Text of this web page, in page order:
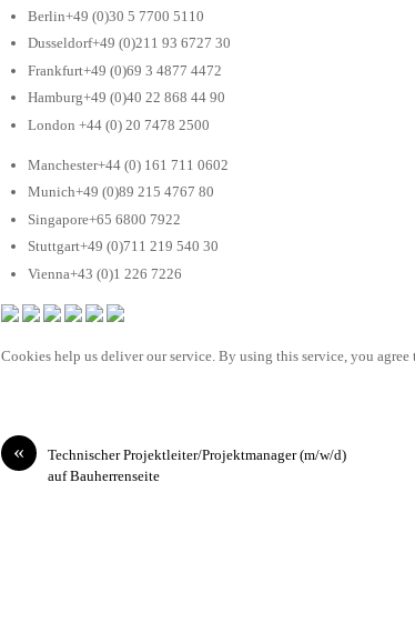
Berlin+49 (0)30 5 7700 5110
Dusseldorf+49 (0)211 93 6727 30
Frankfurt+49 (0)69 3 4877 4472
Hamburg+49 (0)40 22 868 44 90
London +44 (0) 20 7478 2500
Manchester+44 (0) 161 711 0602
Munich+49 (0)89 215 4767 80
Singapore+65 6800 7922
Stuttgart+49 (0)711 219 540 30
Vienna+43 (0)1 226 7226
Cookies help us deliver our service. By using this service, you
«
Technischer Projektleiter/Projektmanager (m/w/d)
auf Bauherrenseite